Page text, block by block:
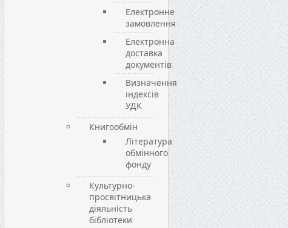
Електронне
замовлення
Електронна
доставка
документів
Визначення
індексів
УДК
Книгообмін
Література
обмінного
фонду
Культурно-
просвітницька
діяльність
бібліотеки